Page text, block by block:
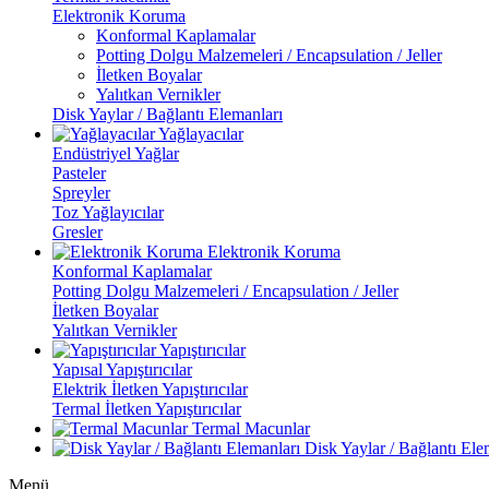
Elektronik Koruma
Konformal Kaplamalar
Potting Dolgu Malzemeleri / Encapsulation / Jeller
İletken Boyalar
Yalıtkan Vernikler
Disk Yaylar / Bağlantı Elemanları
Yağlayacılar
Endüstriyel Yağlar
Pasteler
Spreyler
Toz Yağlayıcılar
Gresler
Elektronik Koruma
Konformal Kaplamalar
Potting Dolgu Malzemeleri / Encapsulation / Jeller
İletken Boyalar
Yalıtkan Vernikler
Yapıştırıcılar
Yapısal Yapıştırıcılar
Elektrik İletken Yapıştırıcılar
Termal İletken Yapıştırıcılar
Termal Macunlar
Disk Yaylar / Bağlantı
Menü